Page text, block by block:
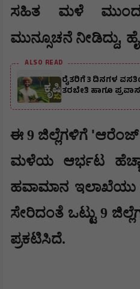
ಸಹಿತ ಮಳೆ
ಮುನ್ಸೂಚನೆ ನೀಡಿದ್ದು,
ALSO READ
ರೈತರಿಗೆ 3 ದಿನಗಳ
ತರಬೇತಿ ಹಾಗೂ ಪ್ರವಾಸ
ಈ 9 ಜಿಲ್ಲೆಗಳಿಗೆ '
ಮಳೆಯ ಆರ್ಭಟ
ಹವಾಮಾನ ಇಲಾಖೆಯು
ಸೇರಿದಂತೆ ಒಟ್ಟು 9
ಪ್ರಕಟಿಸಿದೆ.